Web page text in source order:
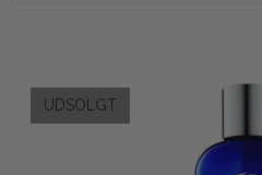
UDSOLGT